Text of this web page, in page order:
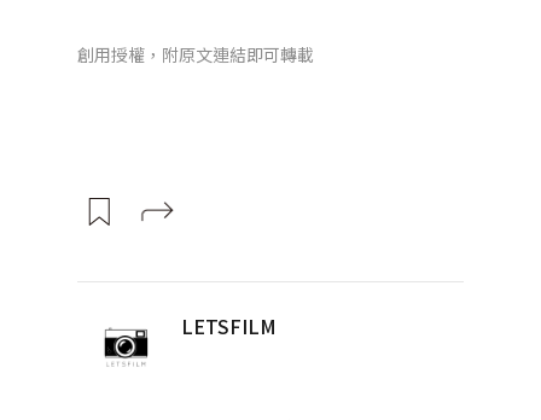
創用授權，附原文連結即可轉載
LETSFILM